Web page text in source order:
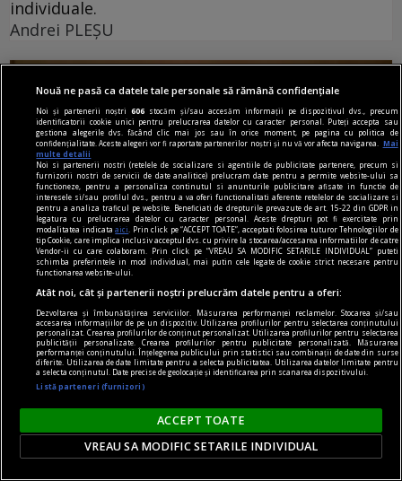
individuale.
Andrei PLEŞU
axa dus-întors
Avram Iancu – 200
Și totuși, posteritatea lui este impresionantă și
oricine mai simte românește nu poate să nu
simtă o înaltă emoție gîndindu-se la el.
Sever VOINESCU
Nouă ne pasă ca datele tale personale să rămână confidențiale
Noi și partenerii noștri606 stocăm și/sau accesăm informații pe dispozitivul dvs., precum
identificatorii cookie unici pentru prelucrarea datelor cu caracter personal. Puteți accepta sau
gestiona alegerile dvs. făcând clic mai jos sau în orice moment, pe pagina cu politica de
confidențialitate. Aceste alegeri vor fi raportate partenerilor noștri și nu vă vor afecta navigarea.
Mai
multe detalii
Noi si partenerii nostri (retelele de socializare si agentiile de publicitate partenere, precum si
furnizorii nostri de servicii de date analitice) prelucram date pentru a permite website-ului sa
functioneze, pentru a personaliza continutul si anunturile publicitare afisate in functie de
interesele si/sau profilul dvs., pentru a va oferi functionalitati aferente retelelor de socializare si
pentru a analiza traficul pe website. Beneficiati de drepturile prevazute de art. 15-22 din GDPR in
legatura cu prelucrarea datelor cu caracter personal. Aceste drepturi pot fi exercitate prin
modalitatea indicataaici
. Prin click pe “ACCEPT TOATE”, acceptati folosirea tuturor Tehnologiilor de
tip Cookie, care implica inclusiv acceptul dvs. cu privire la stocarea/accesarea informatiilor de catre
Vendor-ii cu care colaboram. Prin click pe “VREAU SA MODIFIC SETARILE INDIVIDUAL” puteti
schimba preferintele in mod individual, mai putin cele legate de cookie strict necesare pentru
functionarea website-ului.
Atât noi, cât și partenerii noștri prelucrăm datele pentru a oferi:
Dezvoltarea și îmbunătățirea serviciilor. Măsurarea performanței reclamelor. Stocarea și/sau
accesarea informațiilor de pe un dispozitiv. Utilizarea profilurilor pentru selectarea conținutului
personalizat. Crearea profilurilor de conținut personalizat. Utilizarea profilurilor pentru selectarea
publicității personalizate. Crearea profilurilor pentru publicitate personalizată. Măsurarea
performanței conținutului. Înțelegerea publicului prin statistici sau combinații de date din surse
diferite. Utilizarea de date limitate pentru a selecta publicitatea. Utilizarea datelor limitate pentru
a selecta conținutul. Date precise de geolocație și identificarea prin scanarea dispozitivului.
Listă parteneri (furnizori)
ACCEPT TOATE
VREAU SA MODIFIC SETARILE INDIVIDUAL